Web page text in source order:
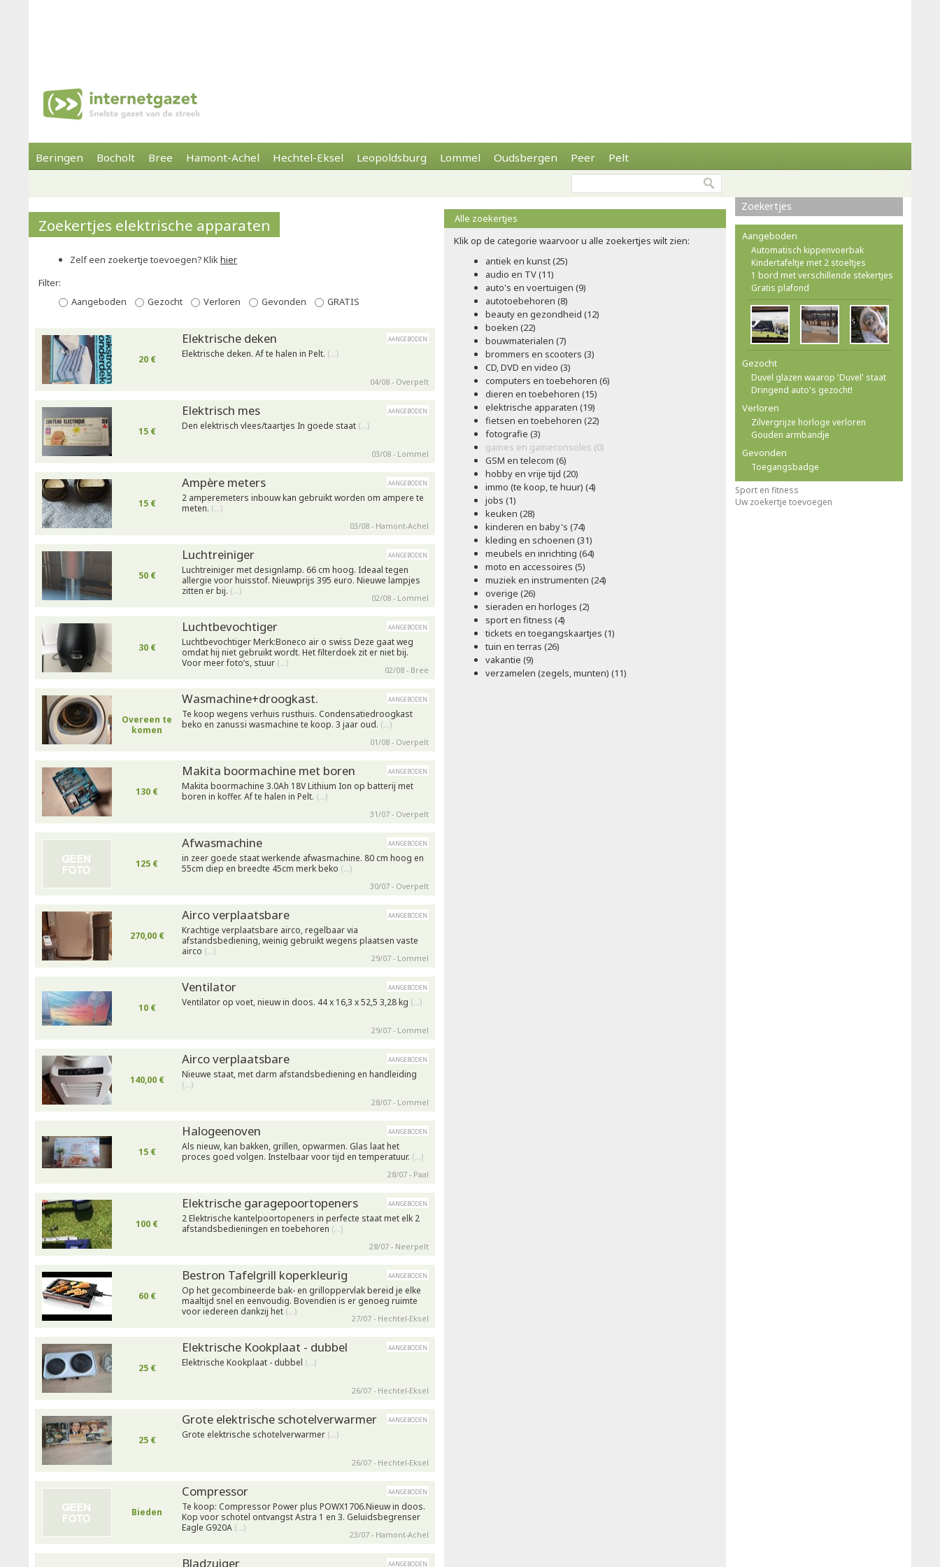
Beringen Bocholt Bree Hamont-Achel Hechtel-Eksel Leopoldsburg Lommel Oudsbergen Peer Pelt
Zoekertjes elektrische apparaten
Zelf een zoekertje toevoegen? Klikhier
Filter:
Aangeboden
Gezocht Verloren Gevonden GRATIS
20 €
Elektrische deken aangeboden
Elektrische deken. Af te halen in Pelt. (…)
04/08 - Overpelt
15 €
Elektrisch mes aangeboden
Den elektrisch vlees/taartjes In goede staat (…)
03/08 - Lommel
15 €
Ampère meters aangeboden
2 amperemeters inbouw kan gebruikt worden om ampere te
meten. (…)
03/08 - Hamont-Achel
50 €
Luchtreiniger aangeboden
Luchtreiniger met designlamp. 66 cm hoog. Ideaal tegen
allergie voor huisstof. Nieuwprijs 395 euro. Nieuwe lampjes
zitten er bij. (…)
02/08 - Lommel
30 €
Luchtbevochtiger aangeboden
Luchtbevochtiger Merk:Boneco air o swiss Deze gaat weg
omdat hij niet gebruikt wordt. Het filterdoek zit er niet bij.
Voor meer foto’s, stuur (…)
02/08 - Bree
Overeen te
komen
Wasmachine+droogkast. aangeboden
Te koop wegens verhuis rusthuis. Condensatiedroogkast
beko en zanussi wasmachine te koop. 3 jaar oud. (…)
01/08 - Overpelt
130 €
Makita boormachine met boren aangeboden
Makita boormachine 3.0Ah 18V Lithium Ion op batterij met
boren in koffer. Af te halen in Pelt. (…)
31/07 - Overpelt
125 €
Afwasmachine aangeboden
in zeer goede staat werkende afwasmachine. 80 cm hoog en
55cm diep en breedte 45cm merk beko (…)
30/07 - Overpelt
270,00 €
Airco verplaatsbare aangeboden
Krachtige verplaatsbare airco, regelbaar via
afstandsbediening, weinig gebruikt wegens plaatsen vaste
airco (…)
29/07 - Lommel
10 €
Ventilator aangeboden
Ventilator op voet, nieuw in doos. 44 x 16,3 x 52,5 3,28 kg (…)
29/07 - Lommel
140,00 €
Airco verplaatsbare aangeboden
Nieuwe staat, met darm afstandsbediening en handleiding
(…)
28/07 - Lommel
15 €
Halogeenoven aangeboden
Als nieuw, kan bakken, grillen, opwarmen. Glas laat het
proces goed volgen. Instelbaar voor tijd en temperatuur. (…)
28/07 - Paal
100 €
Elektrische garagepoortopeners aangeboden
2 Elektrische kantelpoortopeners in perfecte staat met elk 2
afstandsbedieningen en toebehoren (…)
28/07 - Neerpelt
60 €
Bestron Tafelgrill koperkleurig aangeboden
Op het gecombineerde bak- en grilloppervlak bereid je elke
maaltijd snel en eenvoudig. Bovendien is er genoeg ruimte
voor iedereen dankzij het (…)
27/07 - Hechtel-Eksel
25 €
Elektrische Kookplaat - dubbel aangeboden
Elektrische Kookplaat - dubbel (…)
26/07 - Hechtel-Eksel
25 €
Grote elektrische schotelverwarmer aangeboden
Grote elektrische schotelverwarmer (…)
26/07 - Hechtel-Eksel
Bieden
Compressor aangeboden
Te koop: Compressor Power plus POWX1706.Nieuw in doos.
Kop voor schotel ontvangst Astra 1 en 3. Geluidsbegrenser
Eagle G920A (…)
23/07 - Hamont-Achel
Bladzuiger aangeboden
Alle zoekertjes
Klik op de categorie waarvoor u alle zoekertjes wilt zien:
antiek en kunst (25)
audio en TV (11)
auto's en voertuigen (9)
autotoebehoren (8)
beauty en gezondheid (12)
boeken (22)
bouwmaterialen (7)
brommers en scooters (3)
CD, DVD en video (3)
computers en toebehoren (6)
dieren en toebehoren (15)
elektrische apparaten (19)
fietsen en toebehoren (22)
fotografie (3)
games en gameconsoles (0)
GSM en telecom (6)
hobby en vrije tijd (20)
immo (te koop, te huur) (4)
jobs (1)
keuken (28)
kinderen en baby's (74)
kleding en schoenen (31)
meubels en inrichting (64)
moto en accessoires (5)
muziek en instrumenten (24)
overige (26)
sieraden en horloges (2)
sport en fitness (4)
tickets en toegangskaartjes (1)
tuin en terras (26)
vakantie (9)
verzamelen (zegels, munten) (11)
Zoekertjes
Aangeboden
Automatisch kippenvoerbak
Kindertafeltje met 2 stoeltjes
1 bord met verschillende stekertjes
Gratis plafond
Gezocht
Duvel glazen waarop 'Duvel' staat
Dringend auto's gezocht!
Verloren
Zilvergrijze horloge verloren
Gouden armbandje
Gevonden
Toegangsbadge
Sport en fitness
Uw zoekertje toevoegen